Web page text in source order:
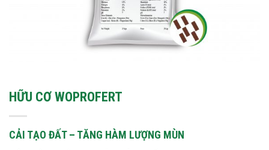
HỮU CƠ WOPROFERT
CẢI TẠO ĐẤT – TĂNG HÀM LƯỢNG MÙN